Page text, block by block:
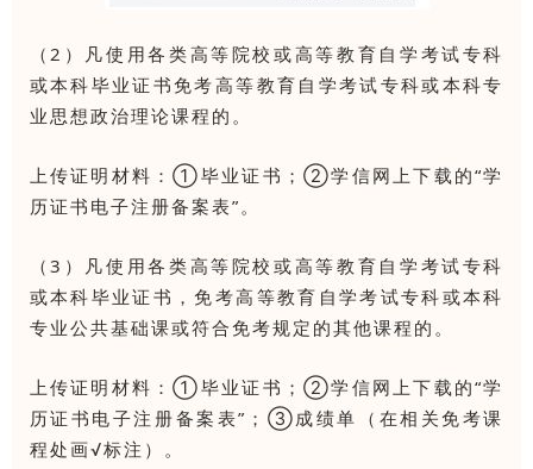
（2）凡使用各类高等院校或高等教育自学考试专科
或本科毕业证书免考高等教育自学考试专科或本科专
业思想政治理论课程的。
上传证明材料：①毕业证书；②学信网上下载的“学
历证书电子注册备案表”。
（3）凡使用各类高等院校或高等教育自学考试专科
或本科毕业证书，免考高等教育自学考试专科或本科
专业公共基础课或符合免考规定的其他课程的。
上传证明材料：①毕业证书；②学信网上下载的“学
历证书电子注册备案表”；③成绩单（在相关免考课
程处画√标注）。